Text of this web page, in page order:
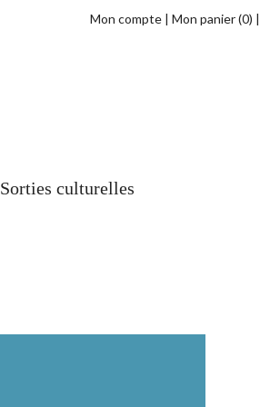
Mon compte Mon panier(0)
Sorties culturelles